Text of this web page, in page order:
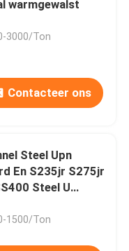
warmgewalst
3000/Ton
Contacteer ons
Steel Upn
En S235jr S275jr
Steel U
1500/Ton